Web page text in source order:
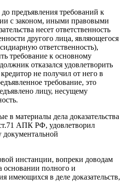
предъявления требований к
с законом, иными правовыми
несет ответственность
другого лица, являющегося
ответственность),
требование к основному
отказался удовлетворить
не получил от него в
требование, это
лицу, несущему
в материалы дела доказательства
АПК РФ, удовлетворил
документальной
инстанции, вопреки доводам
основании полного и
имеющихся в деле доказательств,